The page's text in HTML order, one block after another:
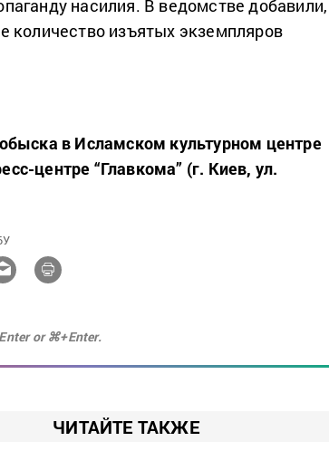
насилия. В ведомстве добавили,
изъятых экземпляров
в Исламском культурном центре
центре “Главкома” (г. Киев, ул.
or ⌘+Enter.
ЧИТАЙТЕ ТАКЖЕ